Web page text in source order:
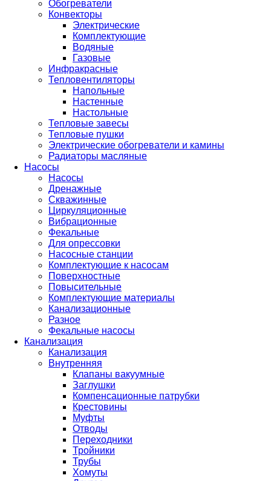
Обогреватели
Конвекторы
Электрические
Комплектующие
Водяные
Газовые
Инфракрасные
Тепловентиляторы
Напольные
Настенные
Настольные
Тепловые завесы
Тепловые пушки
Электрические обогреватели и камины
Радиаторы масляные
Насосы
Насосы
Дренажные
Скважинные
Циркуляционные
Вибрационные
Фекальные
Для опрессовки
Насосные станции
Комплектующие к насосам
Поверхностные
Повысительные
Комплектующие материалы
Канализационные
Разное
Фекальные насосы
Канализация
Канализация
Внутренняя
Клапаны вакуумные
Заглушки
Компенсационные патрубки
Крестовины
Муфты
Отводы
Переходники
Тройники
Трубы
Хомуты